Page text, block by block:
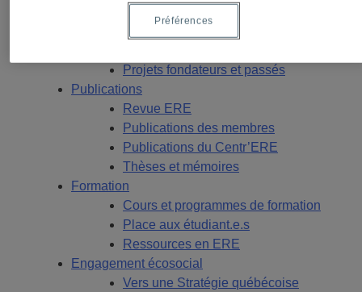
Projets fondateurs et passés
Publications
Revue ERE
Publications des membres
Publications du Centr’ERE
Thèses et mémoires
Formation
Cours et programmes de formation
Place aux étudiant.e.s
Ressources en ERE
Engagement écosocial
Vers une Stratégie québécoise
Préférences